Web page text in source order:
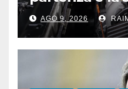
motore sotto
AGO 9, 2026